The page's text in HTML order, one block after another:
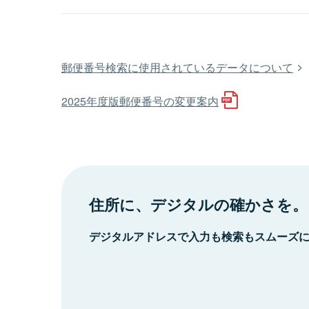
郵便番号検索に使用されているデータについて
2025年度版郵便番号の変更案内
住所に、デジタルの確かさを。
デジタルアドレスで入力も検索もスムーズ